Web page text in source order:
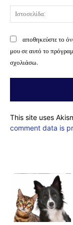
αποθηκεύστε το
μου σε αυτό το
σχολιάσω.
This site uses
comment data is